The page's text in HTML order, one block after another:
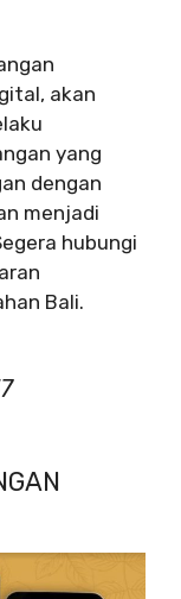
akan
yang
dengan
menjadi
hubungi
Bali.